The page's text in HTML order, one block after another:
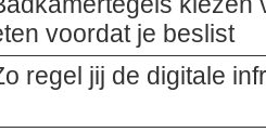
voordat je beslist
regel jij de digitale